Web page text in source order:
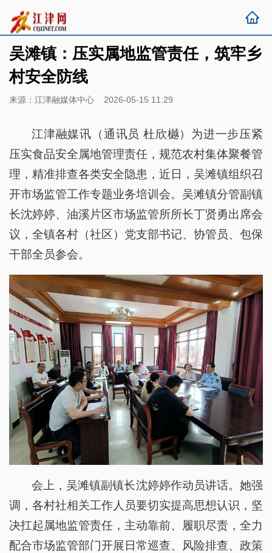
吴滩镇：压实属地监管责任，筑牢乡
村安全防线
来源：江津融媒体中心 2026-05-15 11:29
江津融媒讯（通讯员 杜欣樾）为进一步压紧
压实食品安全属地管理责任，规范农村集体聚餐管
理，精准排查各类安全隐患，近日，吴滩镇组织召
开市场监管工作专题业务培训会。吴滩镇分管副镇
长沈婷婷、油溪片区市场监管所所长丁贤勇出席会
议，全镇各村（社区）党支部书记、协管员、包保
干部全员参会。
会上，吴滩镇副镇长沈婷婷作动员讲话。她强
调，各村社相关工作人员要切实提高思想认识，坚
决扛起属地监管责任，主动靠前、履职尽责，全力
配合市场监管部门开展日常巡查、风险排查、政策